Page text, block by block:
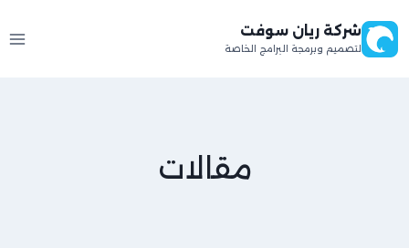
إلى
المحتوى
شركة ريان سوفت
لتصميم وبرمجة البرامج الخاصة
مقالات